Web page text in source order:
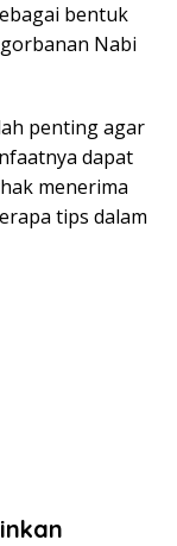
bentuk
Nabi
penting agar
dapat
menerima
tips dalam